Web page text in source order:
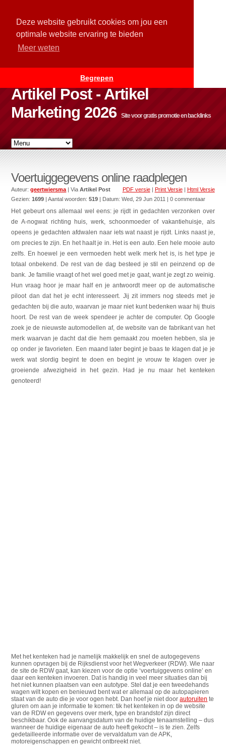
Deze website gebruikt cookies om jou een
optimale website ervaring te bieden
Meer weten
Begrepen
Artikel Post - Artikel
Marketing 2026
Site voor gratis promotie en backlinks
Voertuiggegevens online raadplegen
PDF versie| Print Versie| Html Versie
Auteur:geertwiersma | ViaArtikel Post
Gezien:1699 | Aantal woorden:519 | Datum:Wed, 29 Jun 2011 | 0 commentaar
Het gebeurt ons allemaal wel eens: je rijdt in gedachten verzonken over
de A-nogwat richting huis, werk, schoonmoeder of vakantiehuisje, als
opeens je gedachten afdwalen naar iets wat naast je rijdt. Links naast je,
om precies te zijn. En het haalt je in. Het is een auto. Een hele mooie auto
zelfs. En hoewel je een vermoeden hebt welk merk het is, is het type je
totaal onbekend. De rest van de dag besteed je stil en peinzend op de
bank. Je familie vraagt of het wel goed met je gaat, want je zegt zo weinig.
Hun vraag hoor je maar half en je antwoordt meer op de automatische
piloot dan dat het je echt interesseert. Jij zit immers nog steeds met je
gedachten bij die auto, waarvan je maar niet kunt bedenken waar hij thuis
hoort. De rest van de week spendeer je achter de computer. Op Google
zoek je de nieuwste automodellen af, de website van de fabrikant van het
merk waarvan je dacht dat die hem gemaakt zou moeten hebben, sla je
op onder je favorieten. Een maand later begint je baas te klagen dat je je
werk wat slordig begint te doen en begint je vrouw te klagen over je
groeiende afwezigheid in het gezin. Had je nu maar het kenteken
genoteerd!
Met het kenteken had je namelijk makkelijk en snel de autogegevens
kunnen opvragen bij de Rijksdienst voor het Wegverkeer (RDW). Wie naar
de site de RDW gaat, kan kiezen voor de optie ‘voertuiggevens online’ en
daar een kenteken invoeren. Dat is handig in veel meer situaties dan bij
het niet kunnen plaatsen van een autotype. Stel dat je een tweedehands
wagen wilt kopen en benieuwd bent wat er allemaal op de autopapieren
staat van de auto die je voor ogen hebt. Dan hoef je niet doorautoruiten te
gluren om aan je informatie te komen: tik het kenteken in op de website
van de RDW en gegevens over merk, type en brandstof zijn direct
beschikbaar. Ook de aanvangsdatum van de huidige tenaamstelling – dus
wanneer de huidige eigenaar de auto heeft gekocht – is te zien. Zelfs
gedetailleerde informatie over de vervaldatum van de APK,
motoreigenschappen en gewicht ontbreekt niet.